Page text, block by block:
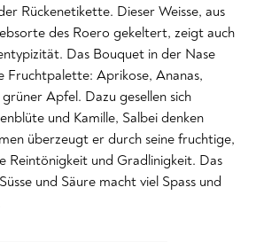
Rückenetikette. Dieser Weisse, aus
des Roero gekeltert, zeigt auch
Das Bouquet in der Nase
Aprikose, Ananas,
Apfel. Dazu gesellen sich
und Kamille, Salbei denken
überzeugt er durch seine fruchtige,
Reintönigkeit und Gradlinigkeit. Das
und Säure macht viel Spass und